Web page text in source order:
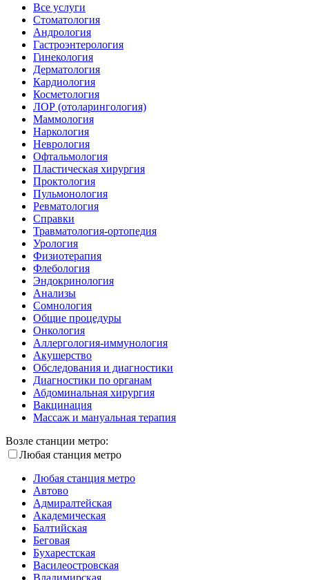
Все услуги
Стоматология
Андрология
Гастроэнтерология
Гинекология
Дерматология
Кардиология
Косметология
ЛОР (отоларингология)
Маммология
Наркология
Неврология
Офтальмология
Пластическая хирургия
Проктология
Пульмонология
Ревматология
Справки
Травматология-ортопедия
Урология
Физиотерапия
Флебология
Эндокринология
Анализы
Сомнология
Общие процедуры
Онкология
Аллергология-иммунология
Акушерство
Обследования и диагностики
Диагностики по органам
Абдоминальная хирургия
Вакцинация
Массаж и мануальная терапия
Возле станции метро:
Любая станция метро
Любая станция метро
Автово
Адмиралтейская
Академическая
Балтийская
Беговая
Бухарестская
Василеостровская
Владимирская